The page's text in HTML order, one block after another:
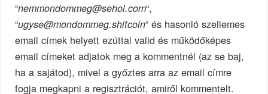
“nemmondommeg@sehol.com“,
“ugyse@mondommeg.shitcoin” és hasonló szellemes
email címek helyett ezúttal valid és működőképes
email címeket adjatok meg a kommentnél (az se baj,
ha a sajátod), mivel a győztes arra az email címre
fogja megkapni a regisztrációt, amiről kommentelt.